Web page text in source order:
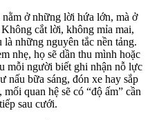
ở những lời hứa lớn, mà ở
cắt lời, không mỉa mai,
những nguyên tắc nền tảng.
nhẹ, họ sẽ dần thu mình hoặc
mỗi người biết ghi nhận nỗ lực
nấu bữa sáng, đón xe hay sắp
quan hệ sẽ có “độ ấm” cần
sau cưới.